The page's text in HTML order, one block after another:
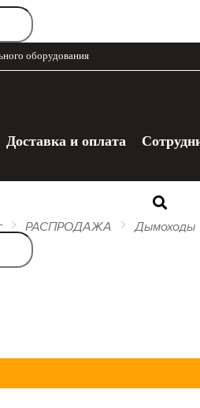
оборудования
Доставка и оплата
РАСПРОДАЖА Дымоходы